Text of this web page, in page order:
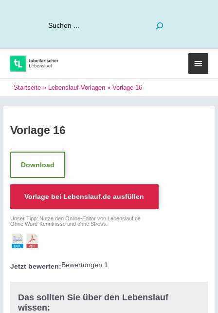
Startseite » Lebenslauf-Vorlagen » Vorlage 16
Vorlage 16
Download
Vorlage bei Lebenslauf.de ausfüllen
Unser Tipp: Nutze den Online-Editor von Lebenslauf.de
Ohne Word-Kenntnisse und ohne Stress.
Jetzt bewerten: Bewertungen:1
Das sollten Sie über den Lebenslauf
wissen: